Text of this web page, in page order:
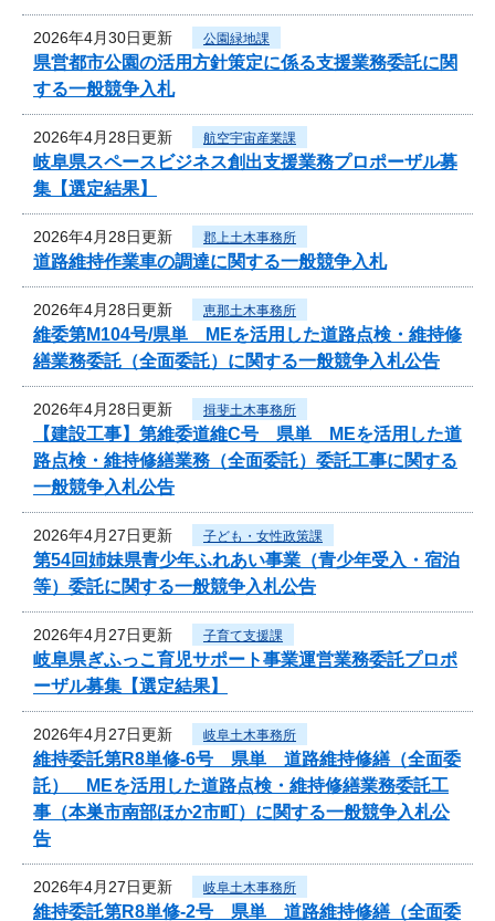
2026年4月30日更新 公園緑地課
県営都市公園の活用方針策定に係る支援業務委託に関
する一般競争入札
2026年4月28日更新 航空宇宙産業課
岐阜県スペースビジネス創出支援業務プロポーザル募
集【選定結果】
2026年4月28日更新 郡上土木事務所
道路維持作業車の調達に関する一般競争入札
2026年4月28日更新 恵那土木事務所
維委第M104号/県単 MEを活用した道路点検・維持修
繕業務委託（全面委託）に関する一般競争入札公告
2026年4月28日更新 揖斐土木事務所
【建設工事】第維委道維C号 県単 MEを活用した道
路点検・維持修繕業務（全面委託）委託工事に関する
一般競争入札公告
2026年4月27日更新 子ども・女性政策課
第54回姉妹県青少年ふれあい事業（青少年受入・宿泊
等）委託に関する一般競争入札公告
2026年4月27日更新 子育て支援課
岐阜県ぎふっこ育児サポート事業運営業務委託プロポ
ーザル募集【選定結果】
2026年4月27日更新 岐阜土木事務所
維持委託第R8単修-6号 県単 道路維持修繕（全面委
託） MEを活用した道路点検・維持修繕業務委託工
事（本巣市南部ほか2市町）に関する一般競争入札公
告
2026年4月27日更新 岐阜土木事務所
維持委託第R8単修-2号 県単 道路維持修繕（全面委